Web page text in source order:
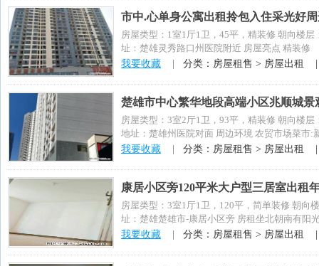
市中.心单身公寓出租拎包入住采光好
房屋类型：1室1厅1卫，45平，精装修 朝向楼
址：楚雄灵秀路口州医院附近 房屋亮点 精装修
我要收藏
分类：房屋租售 > 房屋出
楚雄市中心繁华地段高端小区兆顺城
房屋类型：3室2厅1卫，93平，精装修 朝向楼
地址：楚雄州医院对面 周边环境 农贸市场菜市:
我要收藏
分类：房屋租售 > 房屋出
康居小区旁120平米大户型三居室出租
房屋类型：3室1厅1卫，120平，简单装修 朝向
址：楚雄楚雄市-康居小区旁 房租坐北朝南有阳
我要收藏
分类：房屋租售 > 房屋出